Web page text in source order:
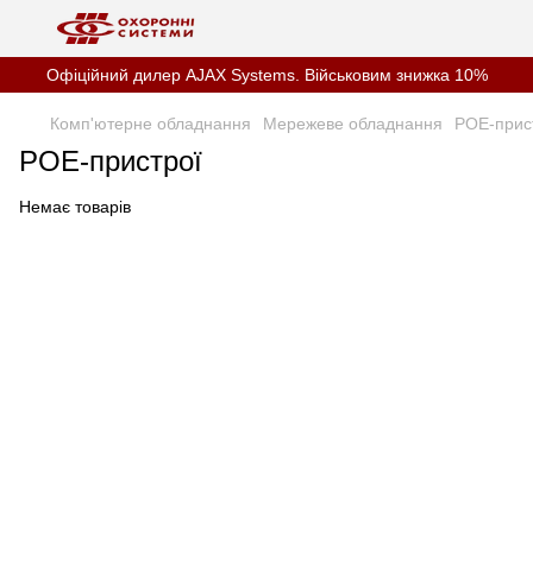
Офіційний дилер AJAX Systems. Військовим знижка 10%
Комп'ютерне обладнання Мережеве обладнання POE-
POE-пристрої
Немає товарів